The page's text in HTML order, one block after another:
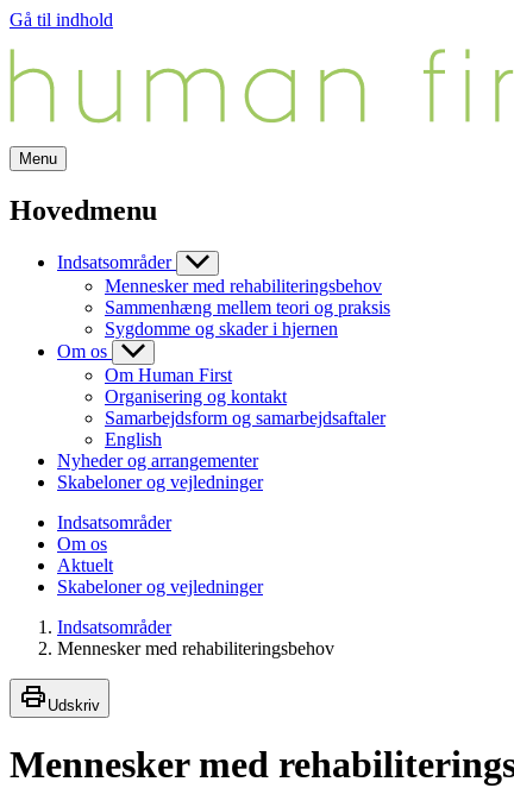
Gå til indhold
Menu
Hovedmenu
Indsatsområder
Mennesker med rehabiliteringsbehov
Sammenhæng mellem teori og praksis
Sygdomme og skader i hjernen
Om os
Om Human First
Organisering og kontakt
Samarbejdsform og samarbejdsaftaler
English
Nyheder og arrangementer
Skabeloner og vejledninger
Indsatsområder
Om os
Aktuelt
Skabeloner og vejledninger
Indsatsområder
Mennesker med rehabiliteringsbehov
Udskriv
Mennesker med